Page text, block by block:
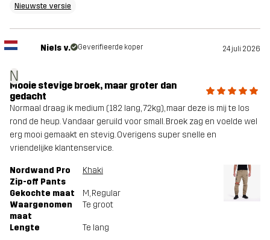
Nieuwste versie
N
Niels v. Geverifieerde koper 24 juli 2026
Mooie stevige broek, maar groter dan
gedacht
Normaal draag ik medium (182 lang, 72kg), maar deze is mij te los
rond de heup. Vandaar geruild voor small. Broek zag en voelde wel
erg mooi gemaakt en stevig. Overigens super snelle en
vriendelijke klantenservice.
Nordwand Pro
Zip-off Pants
Khaki
Gekochte maat M, Regular
Waargenomen
maat
Te groot
Lengte Te lang